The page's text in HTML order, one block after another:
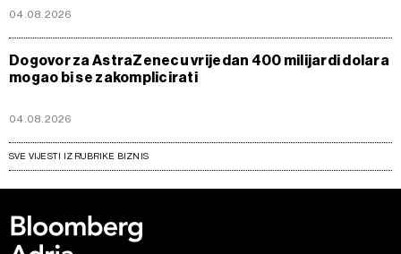
04.08.2026
Dogovor za AstraZenecu vrijedan 400 milijardi dolara
mogao bi se zakomplicirati
04.08.2026
SVE VIJESTI IZ RUBRIKE BIZNIS